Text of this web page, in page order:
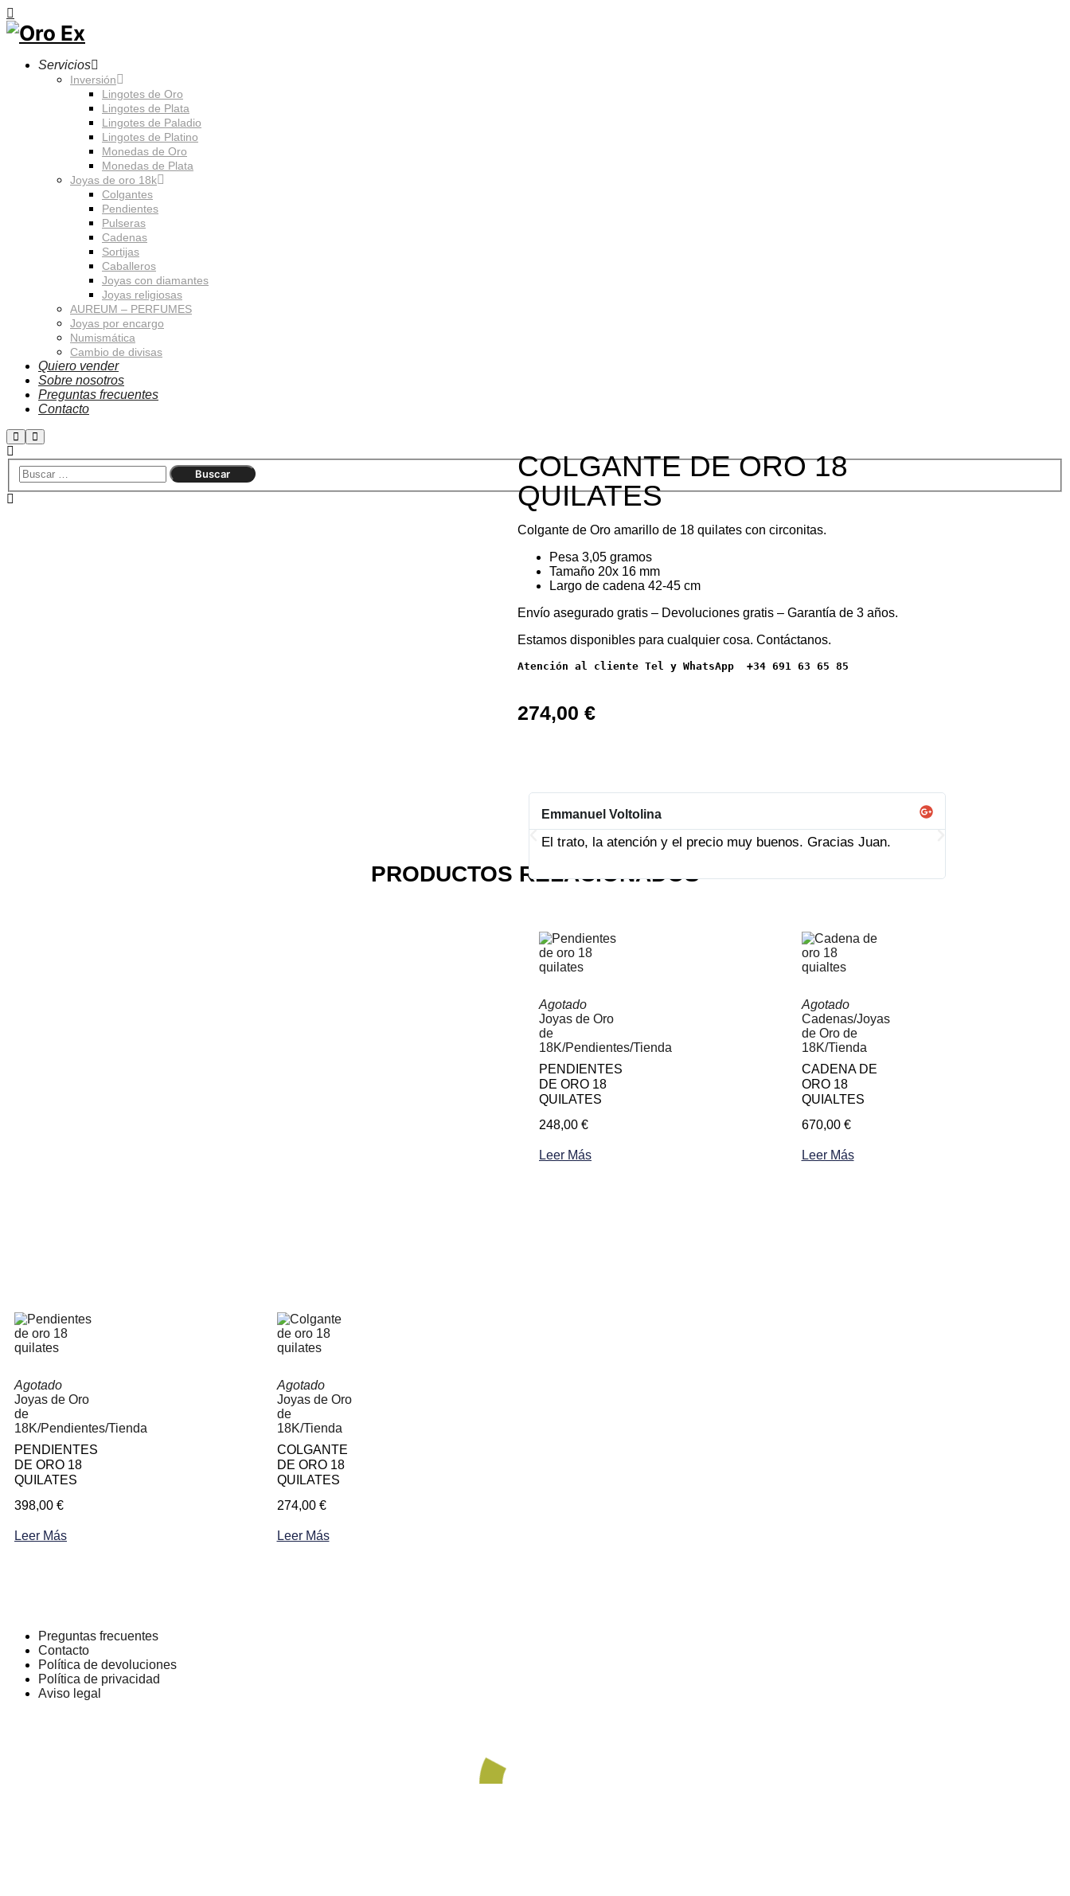
Servicios
Inversión
Lingotes de Oro
Lingotes de Plata
Lingotes de Paladio
Lingotes de Platino
Monedas de Oro
Monedas de Plata
Joyas de oro 18k
Colgantes
Pendientes
Pulseras
Cadenas
Sortijas
Caballeros
Joyas con diamantes
Joyas religiosas
AUREUM – PERFUMES
Joyas por encargo
Numismática
Cambio de divisas
Quiero vender
Sobre nosotros
Preguntas frecuentes
Contacto
Agotado
COLGANTE DE ORO 18
QUILATES
Colgante de Oro amarillo de 18 quilates con circonitas.
Pesa 3,05 gramos
Tamaño 20x 16 mm
Largo de cadena 42-45 cm
Envío asegurado gratis – Devoluciones gratis – Garantía de 3 años.
Estamos disponibles para cualquier cosa. Contáctanos.
Atención al cliente Tel y WhatsApp  +34 691 63 65 85
274,00€
Emmanuel Voltolina
El trato, la atención y el precio muy buenos. Gracias Juan.
PRODUCTOS RELACIONADOS
Agotado
Joyas de Oro
de
18K/Pendientes/Tienda
PENDIENTES
DE ORO 18
QUILATES
248,00 €
Leer Más
Agotado
Cadenas/Joyas
de Oro de
18K/Tienda
CADENA DE
ORO 18
QUIALTES
670,00 €
Leer Más
Agotado
Joyas de Oro
de
18K/Pendientes/Tienda
PENDIENTES
DE ORO 18
QUILATES
398,00 €
Leer Más
Agotado
Joyas de Oro
de
18K/Tienda
COLGANTE
DE ORO 18
QUILATES
274,00 €
Leer Más
Preguntas frecuentes
Contacto
Política de devoluciones
Política de privacidad
Aviso legal